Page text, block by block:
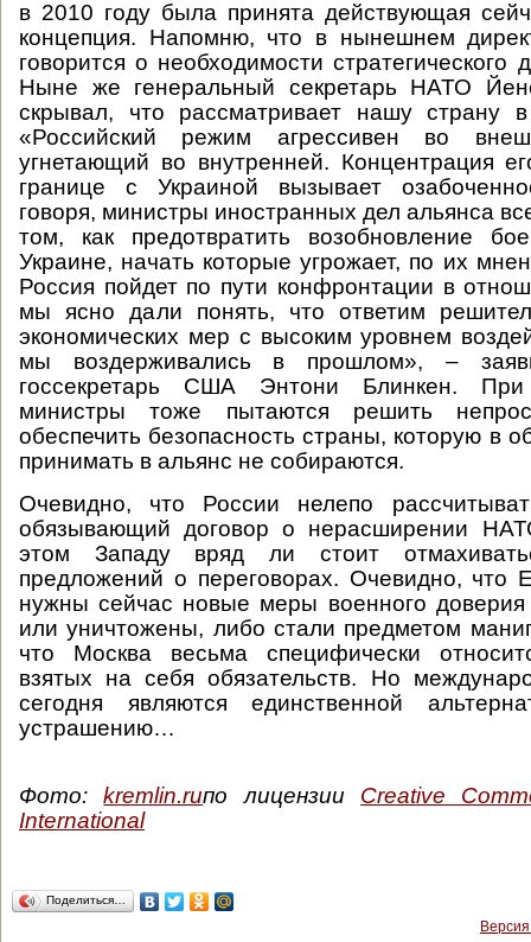
в 2010 году была принята действующая
концепция. Напомню, что в нынешнем
говорится о необходимости стратегического
Ныне же генеральный секретарь НАТО
скрывал, что рассматривает нашу страну в
«Российский режим агрессивен во
угнетающий во внутренней. Концентрация
границе с Украиной вызывает
говоря, министры иностранных дел альянса
том, как предотвратить возобновление
Украине, начать которые угрожает, по их
Россия пойдет по пути конфронтации в
мы ясно дали понять, что ответим
экономических мер с высоким уровнем
мы воздерживались в прошлом», –
госсекретарь США Энтони Блинкен. При
министры тоже пытаются решить
обеспечить безопасность страны, которую в
принимать в альянс не собираются.
Очевидно, что России нелепо
обязывающий договор о нерасширении
этом Западу вряд ли стоит
предложений о переговорах. Очевидно, что
нужны сейчас новые меры военного
или уничтожены, либо стали предметом
что Москва весьма специфически
взятых на себя обязательств. Но
сегодня являются единственной
устрашению…
Фото:kremlin.ruпо лицензии Creative
International
Поделиться…